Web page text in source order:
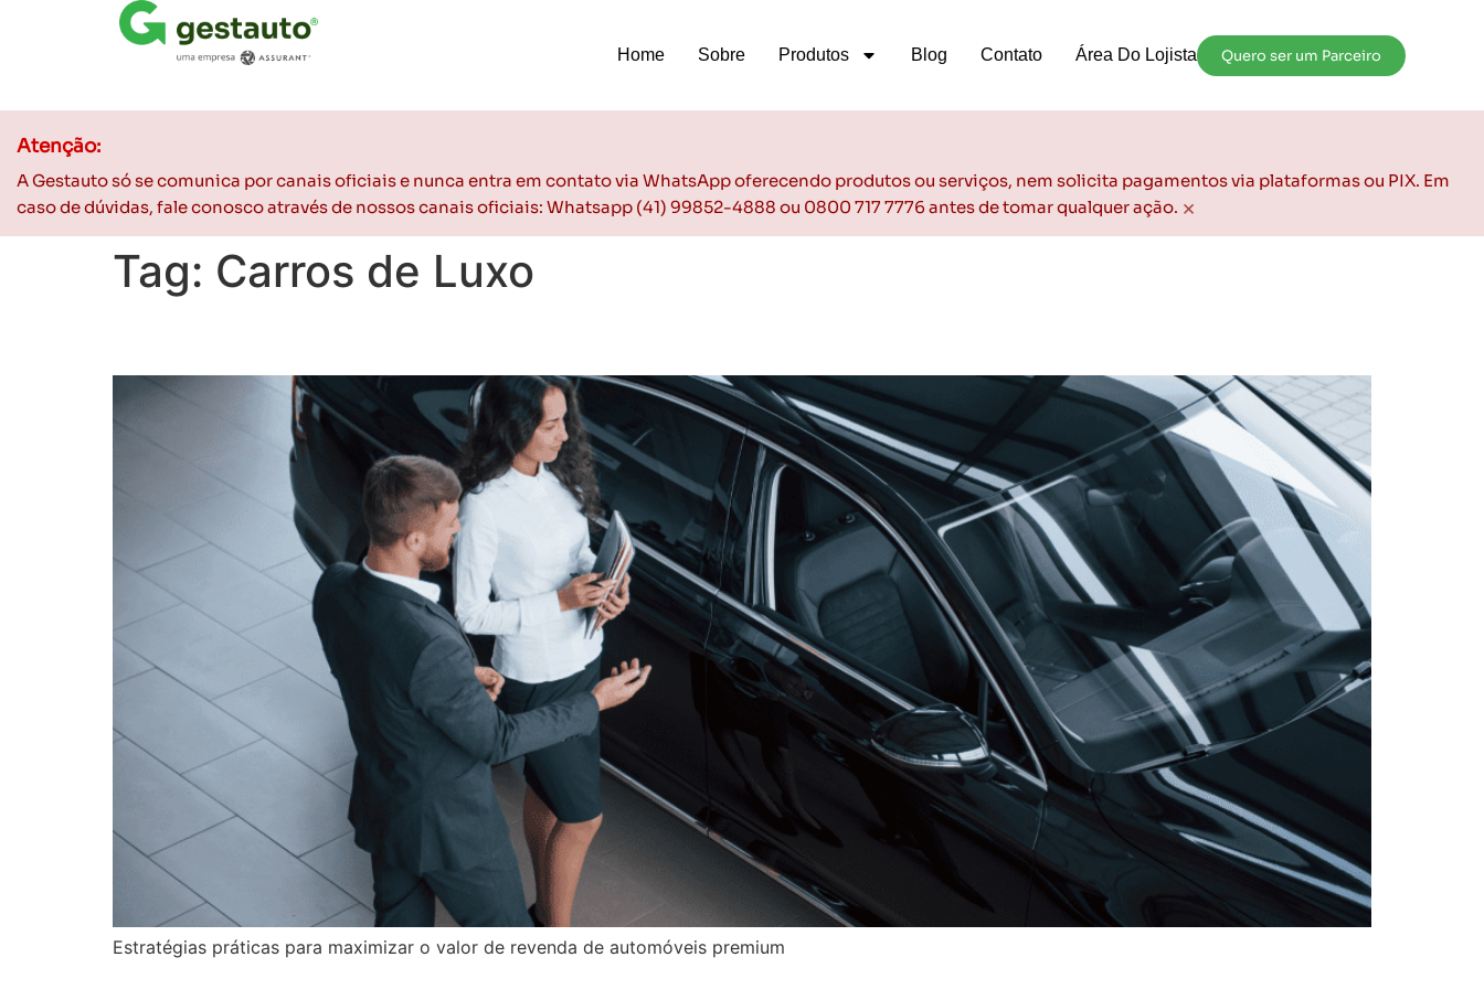
Home Sobre Produtos Blog Contato Área Do Lojista Quero ser um Parceiro
Atenção:
A Gestauto só se comunica por canais oficiais e nunca entra em contato via WhatsApp oferecendo produtos ou serviços, nem solicita pagamentos via plataformas ou PIX. Em
caso de dúvidas, fale conosco através de nossos canais oficiais: Whatsapp (41) 99852-4888 ou 0800 717 7776 antes de tomar qualquer ação. ×
Tag: Carros de Luxo
Estratégias práticas para maximizar o valor de revenda de automóveis premium